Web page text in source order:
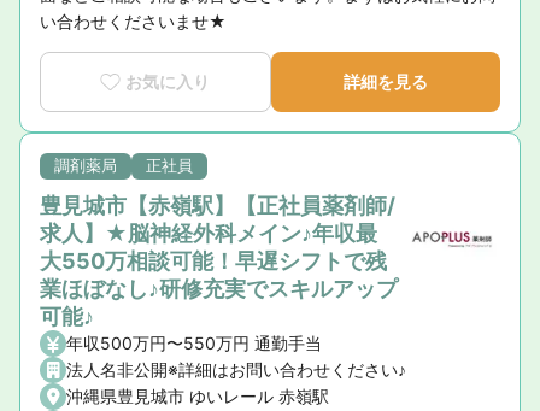
い合わせくださいませ★
お気に入り 詳細を見る
調剤薬局 正社員
豊見城市【赤嶺駅】【正社員薬剤師/
求人】★脳神経外科メイン♪年収最
大550万相談可能！早遅シフトで残
業ほぼなし♪研修充実でスキルアップ
可能♪
年収500万円〜550万円 通勤手当
法人名非公開※詳細はお問い合わせください♪
沖縄県豊見城市 ゆいレール 赤嶺駅